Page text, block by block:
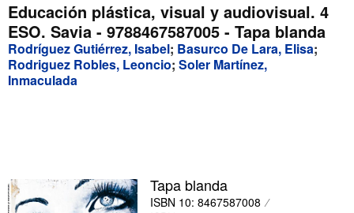
Consultar mis pedidos
Búsqueda avanzada
Colecciones
Libros antiguos
Ayuda
Educación plástica, visual y audiovisual. 4
ESO. Savia - 9788467587005 - Tapa blanda
Rodríguez Gutiérrez, Isabel; Basurco De Lara, Elisa;
Rodriguez Robles, Leoncio; Soler Martínez,
Inmaculada
Tapa blanda
ISBN 10: 8467587008